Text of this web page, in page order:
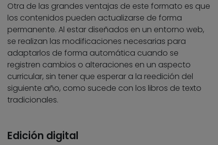
Otra de las grandes ventajas de este formato es que
los contenidos pueden actualizarse de forma
permanente. Al estar diseñados en un entorno web,
se realizan las modificaciones necesarias para
adaptarlos de forma automática cuando se
registren cambios o alteraciones en un aspecto
curricular, sin tener que esperar a la reedición del
siguiente año, como sucede con los libros de texto
tradicionales.
Edición digital